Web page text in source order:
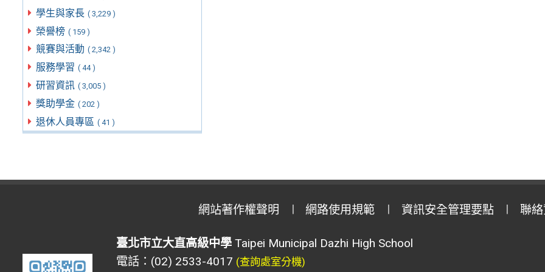
學生與家長 ( 3,229 )
榮譽榜 ( 159 )
競賽與活動 ( 2,342 )
服務學習 ( 44 )
研習資訊 ( 3,005 )
獎助學金 ( 202 )
退休人員專區 ( 41 )
網站著作權聲明 網路使用規範 資訊安全管理要點 聯
臺北市立大直高級中學Taipei Municipal Dazhi High School
電話：(02) 2533-4017 (查詢處室分機)